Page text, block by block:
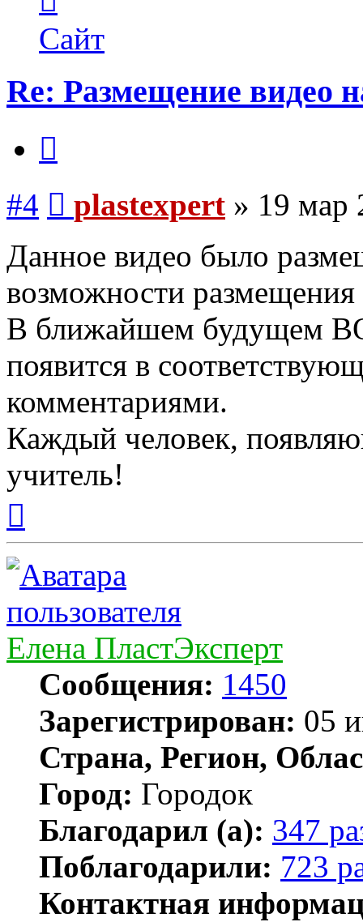
пользователя
plastexpert
Сайт
Re: Размещение видео
#4 plastexpert » 19 мар
Данное видео было
возможности размещения
В ближайшем будущем
появится в
комментариями.
Каждый человек,
учитель!
началу
Елена ПластЭксперт
Сообщения: 1450
Зарегистрирован: 05
Страна, Регион,
Город: Городок
Благодарил (а): 347
Поблагодарили: 723
Контактная